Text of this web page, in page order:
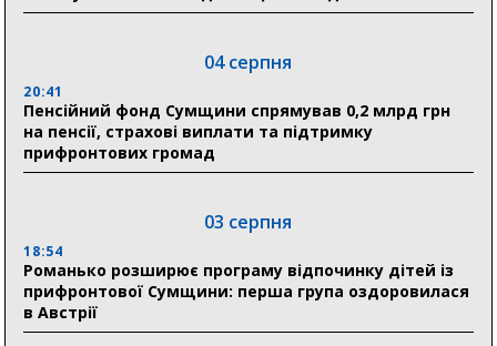
04 серпня
20:41
Пенсійний фонд Сумщини спрямував 0,2 млрд грн
на пенсії, страхові виплати та підтримку
прифронтових громад
03 серпня
18:54
Романько розширює програму відпочинку дітей із
прифронтової Сумщини: перша група оздоровилася
в Австрії